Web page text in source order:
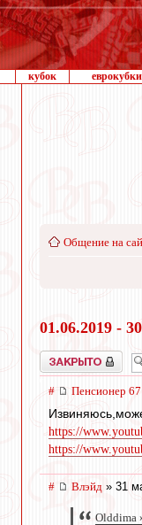
кубок еврокубки
Общение на
01.06.2019 -
Закрыто
# Пенсионер 67
https://
https://
# Влэйд » 31
Olddima